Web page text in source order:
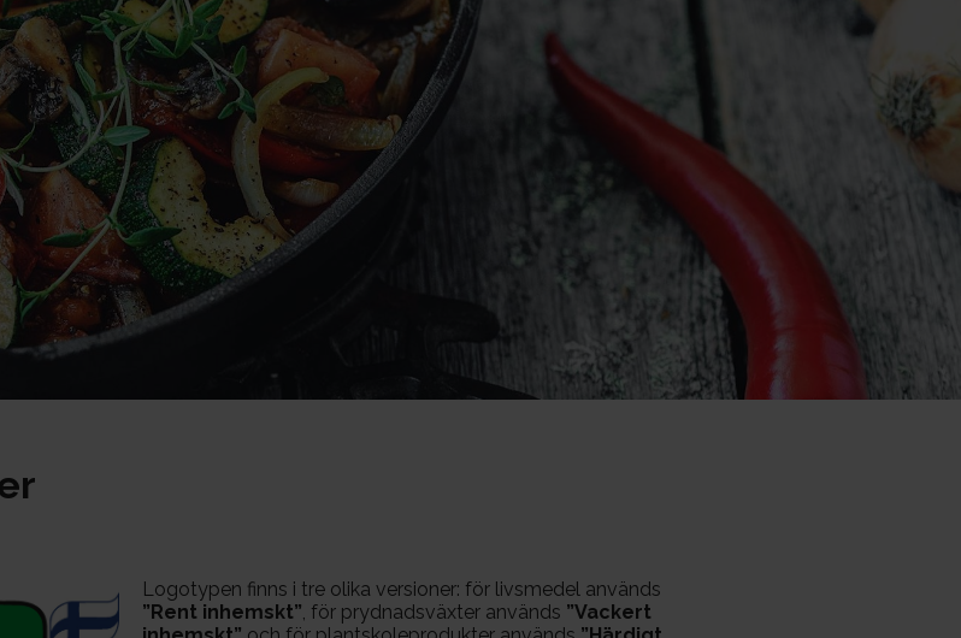
Logotypen finns i tre olika versioner: för livsmedel används
”Rent inhemskt”, för prydnadsväxter används ”Vackert